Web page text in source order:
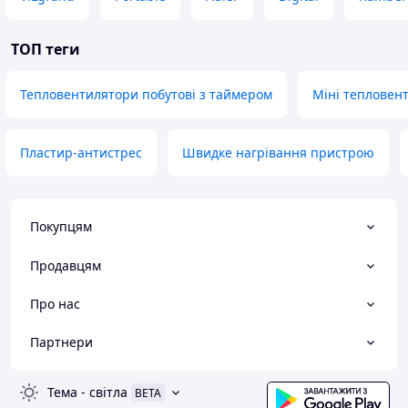
ТОП теги
Тепловентилятори побутові з таймером Міні
Пластир-антистрес Швидке нагрівання пристрою
Покупцям
Продавцям
Про нас
Партнери
Тема - світла BETA